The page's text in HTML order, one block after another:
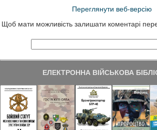
Переглянути веб-версію
Щоб мати можливість залишати коментарі
ЕЛЕКТРОННА ВІЙСЬКОВА